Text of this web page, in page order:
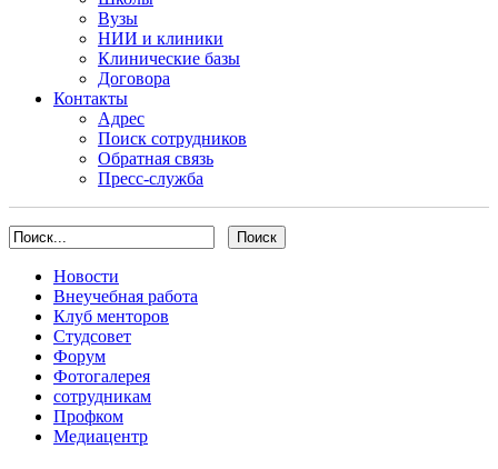
Вузы
НИИ и клиники
Клинические базы
Договора
Контакты
Адрес
Поиск сотрудников
Обратная связь
Пресс-служба
Новости
Внеучебная работа
Клуб менторов
Студсовет
Форум
Фотогалерея
сотрудникам
Профком
Медиацентр